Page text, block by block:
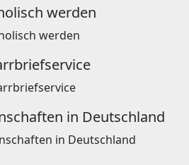
werden
in Deutschland